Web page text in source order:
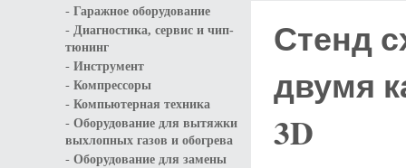
- Гаражное оборудование
- Диагностика, сервис и чип-
тюнинг
- Инструмент
- Компрессоры
- Компьютерная техника
- Оборудование для вытяжки
выхлопных газов и обогрева
- Оборудование для замены
Стенд
двумя
3D